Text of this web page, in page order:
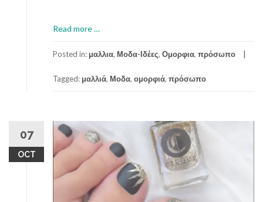
Read morea
o
t
λ
ά
β
ή
α
τ
…
Posted in: μαλλια, Μοδα-Ιδέες, Ομορφια, πρόσωπο
Tagged: μαλλιά, Μοδα, ομορφιά, πρόσωπο
07
OCT